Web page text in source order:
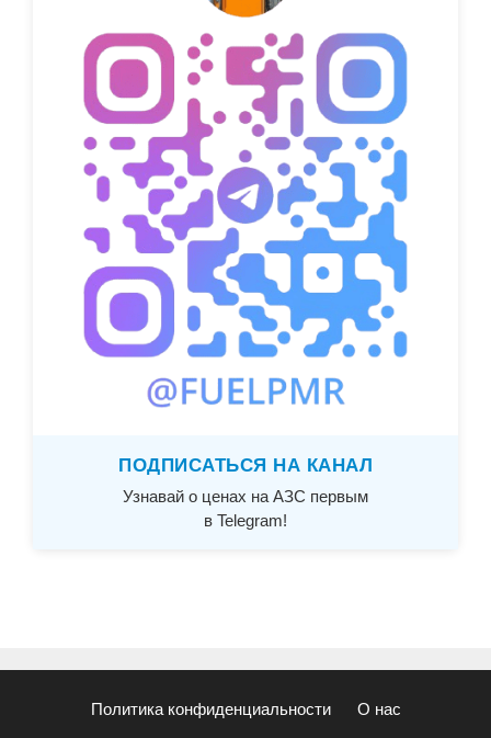
ПОДПИСАТЬСЯ НА КАНАЛ
Узнавай о ценах на АЗС первым
в Telegram!
Политика конфиденциальности О нас